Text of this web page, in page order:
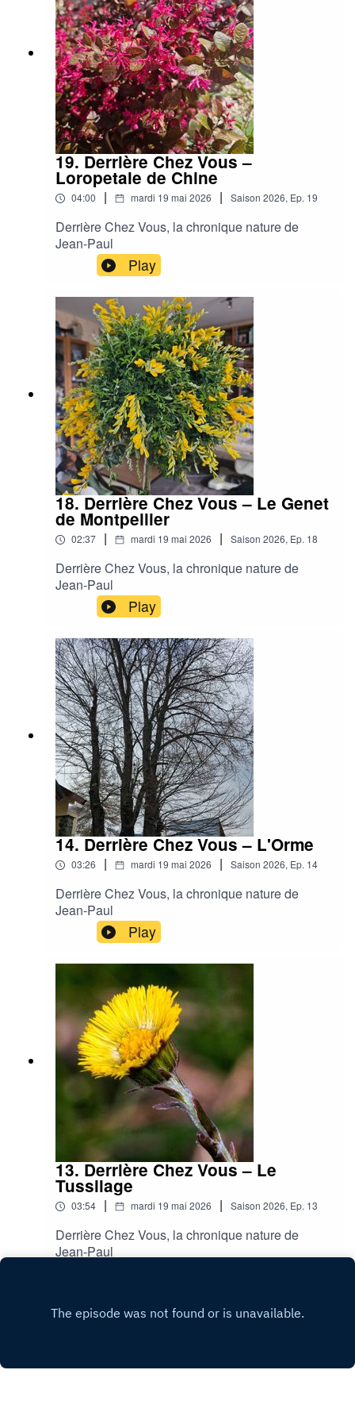
19. Derrière Chez Vous –
Loropetale de Chine
04:00 | mardi 19 mai 2026 | Saison 2026, Ep. 19
Derrière Chez Vous, la chronique nature de
Jean-Paul
Play
18. Derrière Chez Vous – Le Genet
de Montpellier
02:37 | mardi 19 mai 2026 | Saison 2026, Ep. 18
Derrière Chez Vous, la chronique nature de
Jean-Paul
Play
14. Derrière Chez Vous – L'Orme
03:26 | mardi 19 mai 2026 | Saison 2026, Ep. 14
Derrière Chez Vous, la chronique nature de
Jean-Paul
Play
13. Derrière Chez Vous – Le
Tussilage
03:54 | mardi 19 mai 2026 | Saison 2026, Ep. 13
Derrière Chez Vous, la chronique nature de
Jean-Paul